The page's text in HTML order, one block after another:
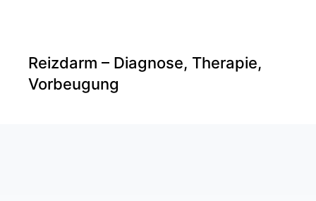
Reizdarm – Diagnose, Therapie,
Vorbeugung